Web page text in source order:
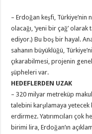
– Erdoğan keşfi, Türkiye’nin
olacağı, ‘yeni bir çağ’ olarak
ediyor.) Bu boş bir hayal.
sahanın büyüklüğü,
çıkarabilmesi, projenin
şüpheleri var.
HEDEFLERDEN UZAK
– 320 milyar metreküp
talebini karşılamaya yetecek
erdirmez. Yatırımcıları çok
birimi lira, Erdoğan’ın